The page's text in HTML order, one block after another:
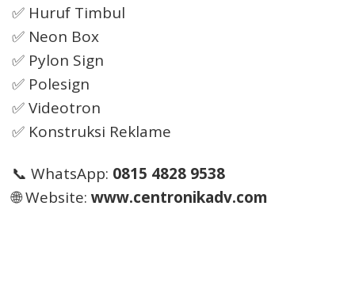
✅ Huruf Timbul
✅ Neon Box
✅ Pylon Sign
✅ Polesign
✅ Videotron
✅ Konstruksi Reklame
📞 WhatsApp: 0815 4828 9538
🌐 Website: www.centronikadv.com